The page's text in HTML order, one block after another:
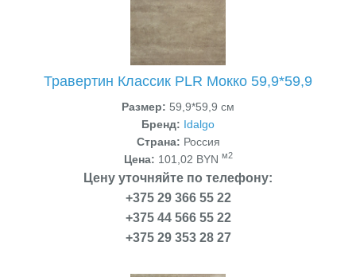
Травертин Классик PLR Мокко 59,9*59,9
Размер: 59,9*59,9 см
Бренд: Idalgo
Страна: Россия
Цена: 101,02 BYN м2
Цену уточняйте по телефону:
+375 29 366 55 22
+375 44 566 55 22
+375 29 353 28 27